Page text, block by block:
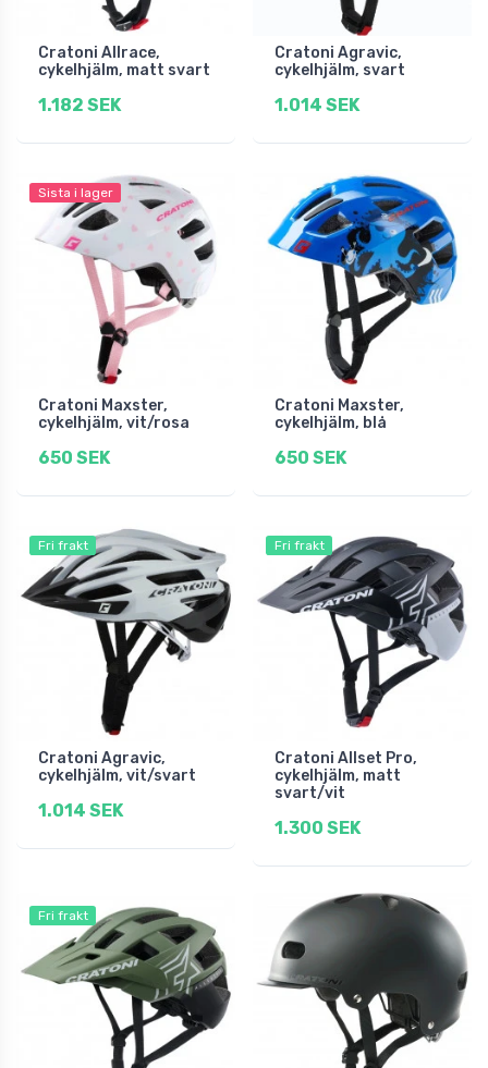
Cratoni Allrace,
cykelhjälm, matt svart
1.182 SEK
Cratoni Agravic,
cykelhjälm, svart
1.014 SEK
Sista i lager
Cratoni Maxster,
cykelhjälm, vit/rosa
650 SEK
Cratoni Maxster,
cykelhjälm, blå
650 SEK
Fri frakt
Cratoni Agravic,
cykelhjälm, vit/svart
1.014 SEK
Fri frakt
Cratoni Allset Pro,
cykelhjälm, matt
svart/vit
1.300 SEK
Fri frakt